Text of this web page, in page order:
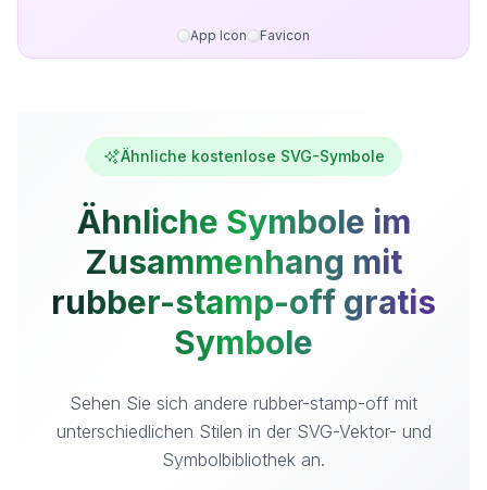
App Icon Favicon
Ähnliche kostenlose SVG-Symbole
Ähnliche Symbole im
Zusammenhang mit
rubber-stamp-off gratis
Symbole
Sehen Sie sich andere rubber-stamp-off mit
unterschiedlichen Stilen in der SVG-Vektor- und
Symbolbibliothek an.